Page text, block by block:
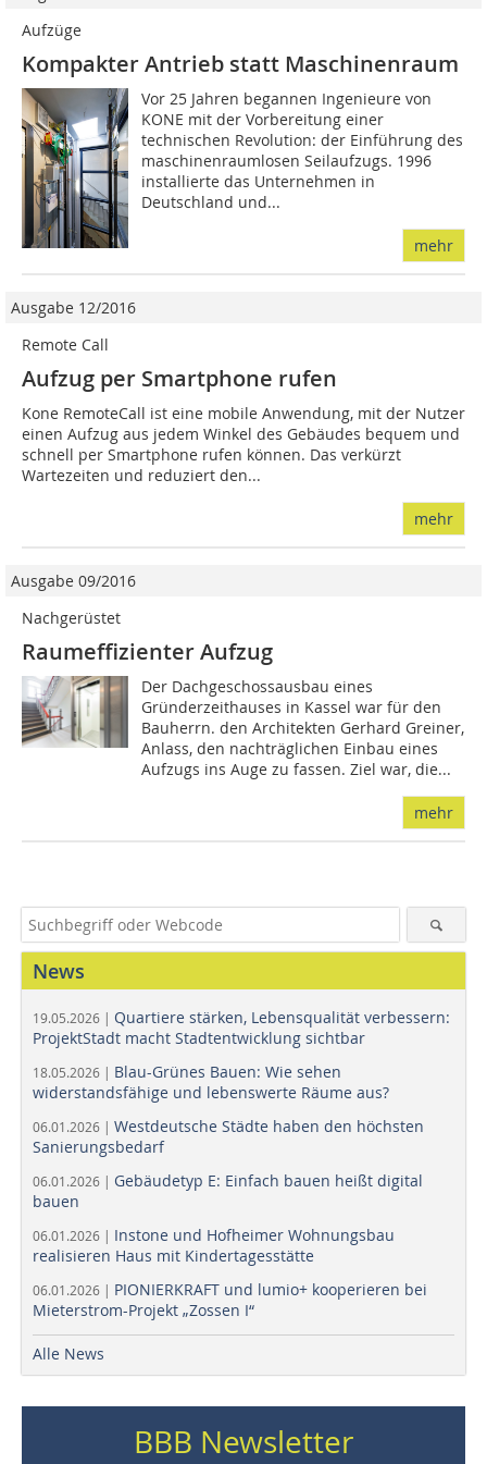
Aufzüge
Kompakter Antrieb statt Maschinenraum
Vor 25 Jahren begannen Ingenieure von
KONE mit der Vorbereitung einer
technischen Revolution: der Einführung des
maschinenraumlosen Seilaufzugs. 1996
installierte das Unternehmen in
Deutschland und...
mehr
Ausgabe 12/2016
Remote Call
Aufzug per Smartphone rufen
Kone RemoteCall ist eine mobile Anwendung, mit der Nutzer
einen Aufzug aus jedem Winkel des Gebäudes bequem und
schnell per Smartphone rufen können. Das verkürzt
Wartezeiten und reduziert den...
mehr
Ausgabe 09/2016
Nachgerüstet
Raumeffizienter Aufzug
Der Dachgeschossausbau eines
Gründerzeithauses in Kassel war für den
Bauherrn. den Architekten Gerhard Greiner,
Anlass, den nachträglichen Einbau eines
Aufzugs ins Auge zu fassen. Ziel war, die...
mehr
News
19.05.2026 | Quartiere stärken, Lebensqualität verbessern:
ProjektStadt macht Stadtentwicklung sichtbar
18.05.2026 | Blau-Grünes Bauen: Wie sehen
widerstandsfähige und lebenswerte Räume aus?
06.01.2026 | Westdeutsche Städte haben den höchsten
Sanierungsbedarf
06.01.2026 | Gebäudetyp E: Einfach bauen heißt digital
bauen
06.01.2026 | Instone und Hofheimer Wohnungsbau
realisieren Haus mit Kindertagesstätte
06.01.2026 | PIONIERKRAFT und lumio+ kooperieren bei
Mieterstrom-Projekt „Zossen I“
Alle News
BBB Newsletter